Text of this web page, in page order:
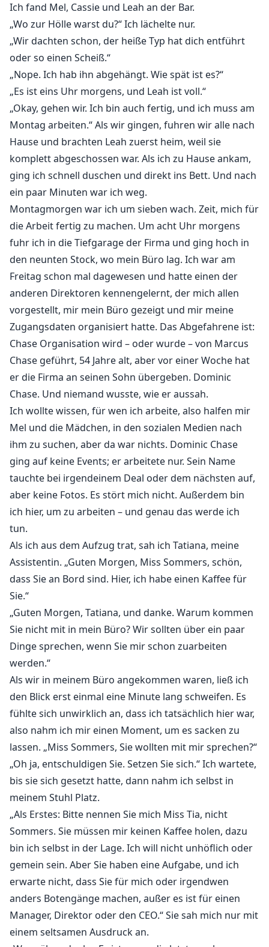
Ich fand Mel, Cassie und Leah an der Bar.
„Wo zur Hölle warst du?“ Ich lächelte nur.
„Wir dachten schon, der heiße Typ hat dich entführt
oder so einen Scheiß.“
„Nope. Ich hab ihn abgehängt. Wie spät ist es?“
„Es ist eins Uhr morgens, und Leah ist voll.“
„Okay, gehen wir. Ich bin auch fertig, und ich muss am
Montag arbeiten.“ Als wir gingen, fuhren wir alle nach
Hause und brachten Leah zuerst heim, weil sie
komplett abgeschossen war. Als ich zu Hause ankam,
ging ich schnell duschen und direkt ins Bett. Und nach
ein paar Minuten war ich weg.
Montagmorgen war ich um sieben wach. Zeit, mich für
die Arbeit fertig zu machen. Um acht Uhr morgens
fuhr ich in die Tiefgarage der Firma und ging hoch in
den neunten Stock, wo mein Büro lag. Ich war am
Freitag schon mal dagewesen und hatte einen der
anderen Direktoren kennengelernt, der mich allen
vorgestellt, mir mein Büro gezeigt und mir meine
Zugangsdaten organisiert hatte. Das Abgefahrene ist:
Chase Organisation wird – oder wurde – von Marcus
Chase geführt, 54 Jahre alt, aber vor einer Woche hat
er die Firma an seinen Sohn übergeben. Dominic
Chase. Und niemand wusste, wie er aussah.
Ich wollte wissen, für wen ich arbeite, also halfen mir
Mel und die Mädchen, in den sozialen Medien nach
ihm zu suchen, aber da war nichts. Dominic Chase
ging auf keine Events; er arbeitete nur. Sein Name
tauchte bei irgendeinem Deal oder dem nächsten auf,
aber keine Fotos. Es stört mich nicht. Außerdem bin
ich hier, um zu arbeiten – und genau das werde ich
tun.
Als ich aus dem Aufzug trat, sah ich Tatiana, meine
Assistentin. „Guten Morgen, Miss Sommers, schön,
dass Sie an Bord sind. Hier, ich habe einen Kaffee für
Sie.“
„Guten Morgen, Tatiana, und danke. Warum kommen
Sie nicht mit in mein Büro? Wir sollten über ein paar
Dinge sprechen, wenn Sie mir schon zuarbeiten
werden.“
Als wir in meinem Büro angekommen waren, ließ ich
den Blick erst einmal eine Minute lang schweifen. Es
fühlte sich unwirklich an, dass ich tatsächlich hier war,
also nahm ich mir einen Moment, um es sacken zu
lassen. „Miss Sommers, Sie wollten mit mir sprechen?“
„Oh ja, entschuldigen Sie. Setzen Sie sich.“ Ich wartete,
bis sie sich gesetzt hatte, dann nahm ich selbst in
meinem Stuhl Platz.
„Als Erstes: Bitte nennen Sie mich Miss Tia, nicht
Sommers. Sie müssen mir keinen Kaffee holen, dazu
bin ich selbst in der Lage. Ich will nicht unhöflich oder
gemein sein. Aber Sie haben eine Aufgabe, und ich
erwarte nicht, dass Sie für mich oder irgendwen
anders Botengänge machen, außer es ist für einen
Manager, Direktor oder den CEO.“ Sie sah mich nur mit
einem seltsamen Ausdruck an.